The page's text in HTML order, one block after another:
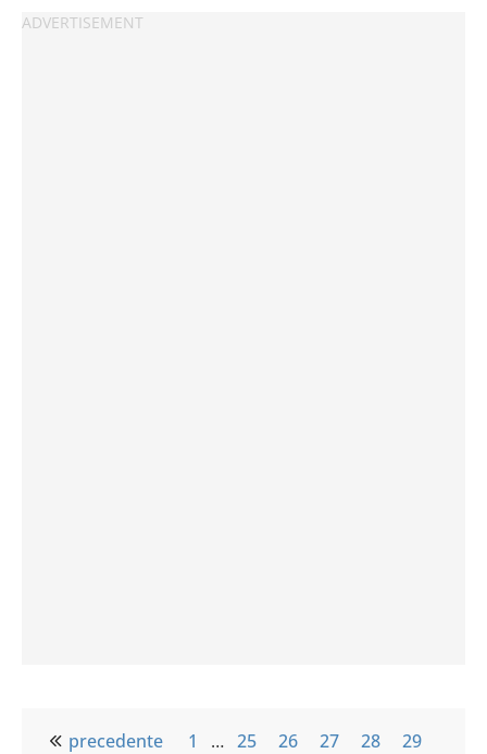
precedente 1 … 25 26 27 28
29